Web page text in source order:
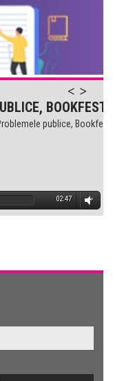
BOOKFEST
publice, Bookfest
02:47